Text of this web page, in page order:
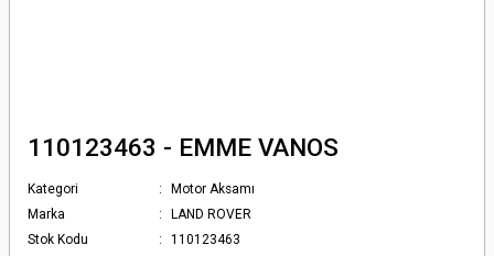
110123463 - EMME VANOS
Kategori
Motor Aksamı
Marka
LAND ROVER
Stok Kodu
110123463